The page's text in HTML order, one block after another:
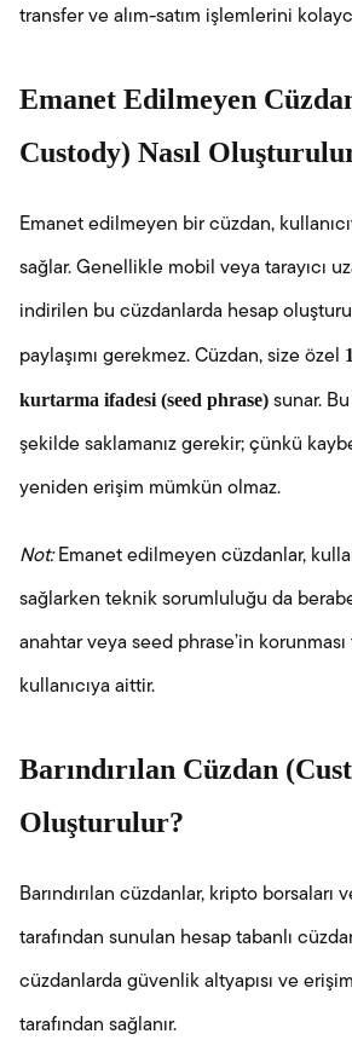
transfer ve alım-satım işlemlerini
Emanet Edilmeyen
Custody) Nasıl
Emanet edilmeyen bir cüzdan,
sağlar. Genellikle mobil veya tarayıcı
indirilen bu cüzdanlarda hesap
paylaşımı gerekmez. Cüzdan, size özel
kurtarma ifadesi (seed phrase) sunar.
şekilde saklamanız gerekir; çünkü
yeniden erişim mümkün olmaz.
Not:Emanet edilmeyen cüzdanlar,
sağlarken teknik sorumluluğu da
anahtar veya seed phrase’in
kullanıcıya aittir.
Barındırılan Cüzdan
Oluşturulur?
Barındırılan cüzdanlar, kripto borsaları
tarafından sunulan hesap tabanlı
cüzdanlarda güvenlik altyapısı ve
tarafından sağlanır.